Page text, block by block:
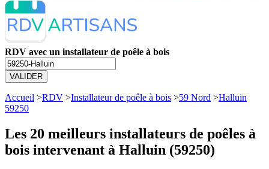
RDV avec un installateur de poêle à bois
VALIDER
Accueil >RDV >Installateur de poêle à bois >59 Nord >Halluin
59250
Les 20 meilleurs installateurs de poêles à
bois intervenant à Halluin (59250)